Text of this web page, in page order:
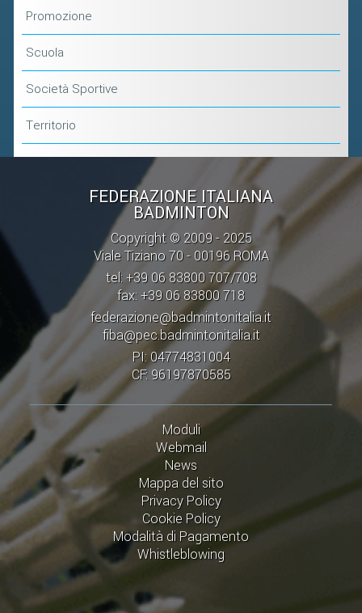
Promozione
Scuola
Società Sportive
Territorio
FEDERAZIONE ITALIANA
BADMINTON
Copyright © 2009 - 2025
Viale Tiziano 70 - 00196 ROMA
tel: +39 06 83800 707/708
fax: +39 06 83800 718
federazione@badmintonitalia.it
fiba@pec.badmintonitalia.it
PI: 04774831004
CF: 96197870585
Moduli
Webmail
News
Mappa del sito
Privacy Policy
Cookie Policy
Modalità di Pagamento
Whistleblowing